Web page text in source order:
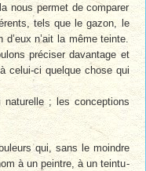
nous permet de comparer
tels que le gazon, le
n’ait la même teinte.
préciser davantage et
celui-ci quelque chose qui
; les conceptions
qui, sans le moindre
à un peintre, à un teintu­